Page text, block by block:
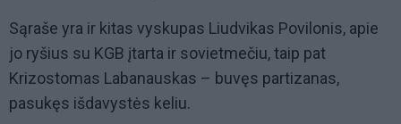
Sąraše yra ir kitas vyskupas Liudvikas Povilonis, apie
jo ryšius su KGB įtarta ir sovietmečiu, taip pat
Krizostomas Labanauskas – buvęs partizanas,
pasukęs išdavystės keliu.